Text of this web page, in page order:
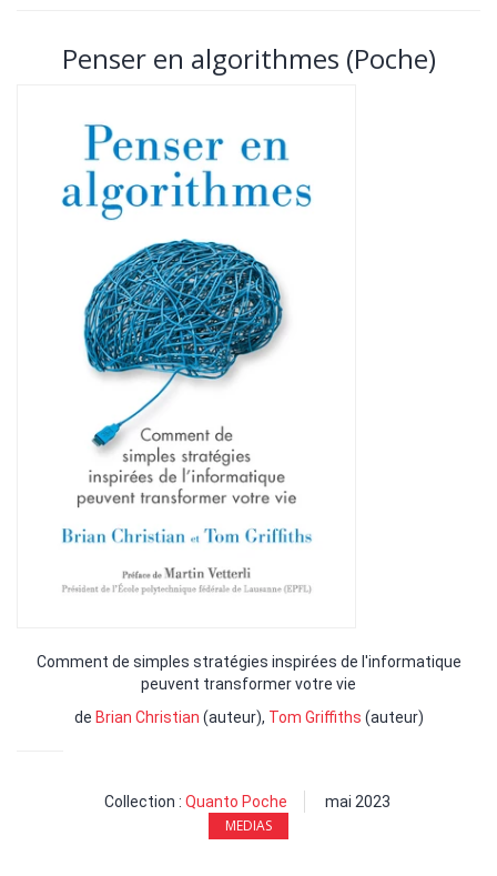
Penser en algorithmes (Poche)
Comment de simples stratégies inspirées de l'informatique
peuvent transformer votre vie
de Brian Christian (auteur), Tom Griffiths (auteur)
Collection : Quanto Poche mai 2023
MEDIAS